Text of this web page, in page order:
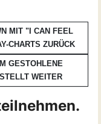
MIT "I CAN FEEL
CHARTS ZURÜCK
GESTOHLENE
WEITER